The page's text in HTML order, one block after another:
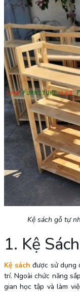
Kệ sách gỗ tự
1. Kệ Sách
Kệ sách được sử dụng
trí. Ngoài chức năng
gian học tập và làm